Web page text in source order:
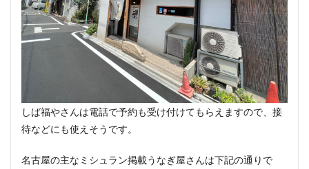
しば福やさんは電話で予約も受け付けてもらえますので、接
待などにも使えそうです。
名古屋の主なミシュラン掲載うなぎ屋さんは下記の通りで